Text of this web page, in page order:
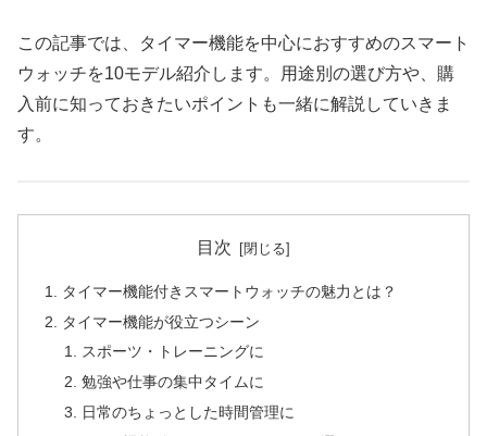
この記事では、タイマー機能を中心におすすめのスマート
ウォッチを10モデル紹介します。用途別の選び方や、購
入前に知っておきたいポイントも一緒に解説していきま
す。
目次
タイマー機能付きスマートウォッチの魅力とは？
タイマー機能が役立つシーン
スポーツ・トレーニングに
勉強や仕事の集中タイムに
日常のちょっとした時間管理に